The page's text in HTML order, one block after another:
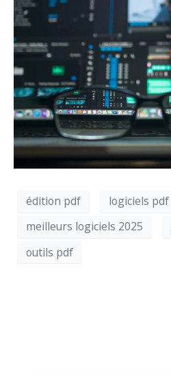
édition pdf
logiciels pdf
meilleurs logiciels 2025
outils pdf